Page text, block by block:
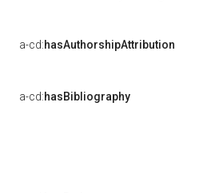
a-cd:hasAuthorshipAttribution
a-cd:hasBibliography